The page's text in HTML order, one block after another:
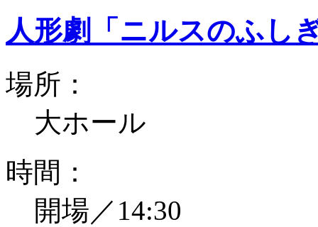
人形劇「ニルスのふし
場所：
大ホール
時間：
開場／14:30